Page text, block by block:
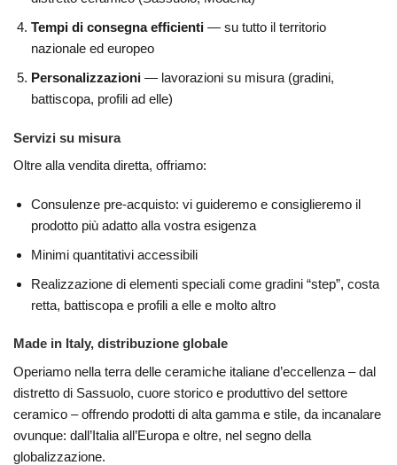
Tempi di consegna efficienti— su tutto il territorio
nazionale ed europeo
Personalizzazioni— lavorazioni su misura (gradini,
battiscopa, profili ad elle)
Servizi su misura
Oltre alla vendita diretta, offriamo:
Consulenze pre-acquisto: vi guideremo e consiglieremo il
prodotto più adatto alla vostra esigenza
Minimi quantitativi accessibili
Realizzazione di elementi speciali come gradini “step”, costa
retta, battiscopa e profili a elle e molto altro
Made in Italy, distribuzione globale
Operiamo nella terra delle ceramiche italiane d’eccellenza – dal
distretto di Sassuolo, cuore storico e produttivo del settore
ceramico – offrendo prodotti di alta gamma e stile, da incanalare
ovunque: dall’Italia all’Europa e oltre, nel segno della
globalizzazione.